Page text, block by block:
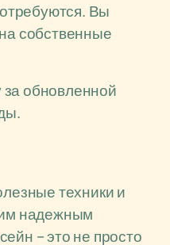
Вы
собственные
обновленной
техники и
надежным
– это не просто